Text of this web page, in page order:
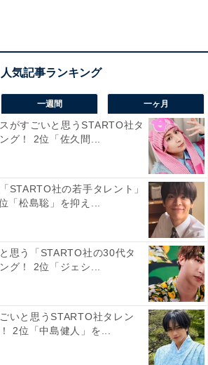
イルドな歌声を披露。2019年には、
ューを果たします。自身が出演した
ボーカルを聞かせています。
「歌が上手でセクシーです」（東京
KAT-TUNのリードボーカルとして、
でる所が魅力的」（千葉県／50代男
滑舌がよく、聞きやすいから」（静
いった声が寄せられています。
一週間 一ヶ月
がすごいと思うSTARTO社タ
グ！ 2位「佐久間...
STARTO社の若手タレント」
「松島聡」を抑え...
思う「STARTO社の30代タ
グ！ 2位「ジェシ...
いと思うSTARTO社タレン
2位「中島健人」を...